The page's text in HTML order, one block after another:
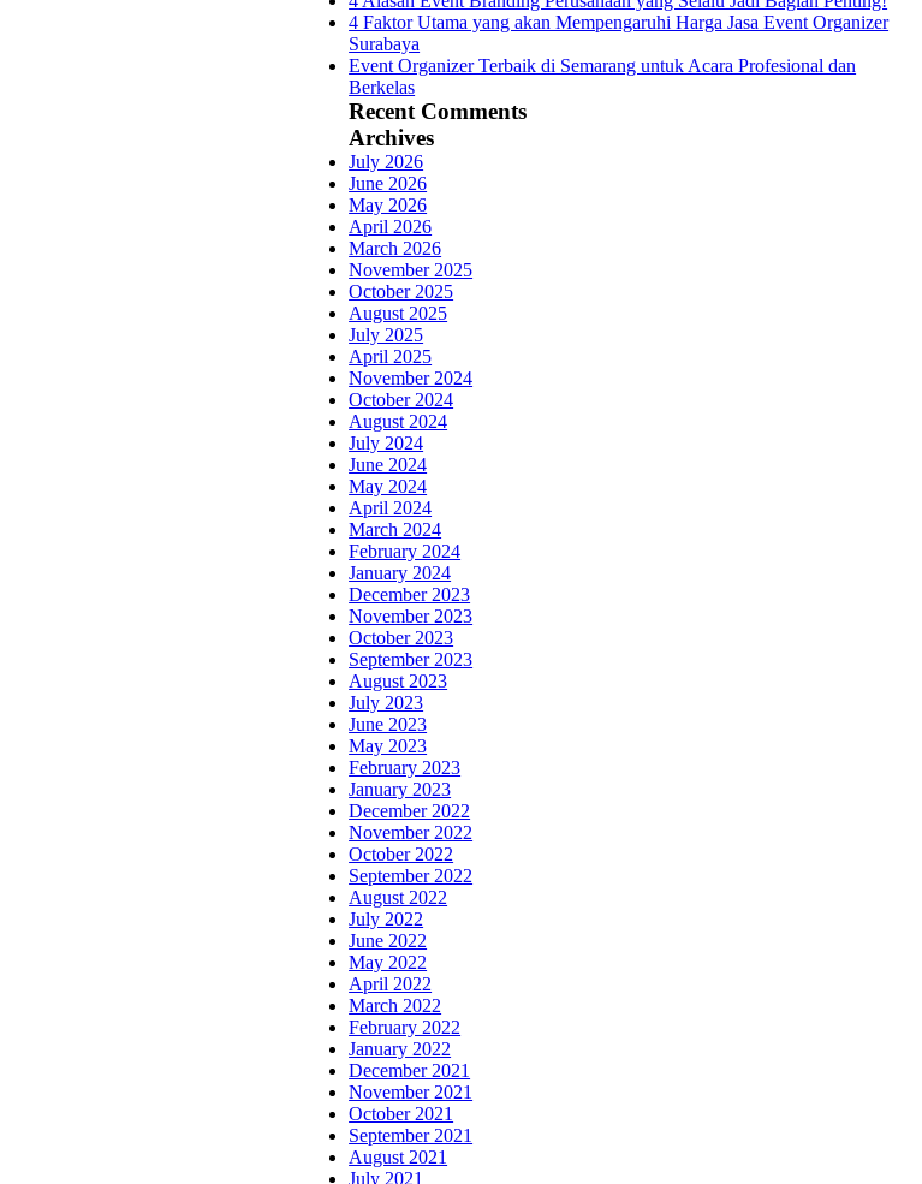
4 Faktor Utama yang akan Mempengaruhi Harga Jasa Event Organizer
Surabaya
Event Organizer Terbaik di Semarang untuk Acara Profesional dan
Berkelas
Recent Comments
Archives
July 2026
June 2026
May 2026
April 2026
March 2026
November 2025
October 2025
August 2025
July 2025
April 2025
November 2024
October 2024
August 2024
July 2024
June 2024
May 2024
April 2024
March 2024
February 2024
January 2024
December 2023
November 2023
October 2023
September 2023
August 2023
July 2023
June 2023
May 2023
February 2023
January 2023
December 2022
November 2022
October 2022
September 2022
August 2022
July 2022
June 2022
May 2022
April 2022
March 2022
February 2022
January 2022
December 2021
November 2021
October 2021
September 2021
August 2021
July 2021